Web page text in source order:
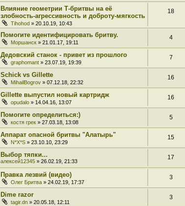
Влияние геометрии Т-бритвы на её
злобность-агрессивность и доброту-мягкость
Tihohod » 20.10.19, 10:43
18
Помогите идентифицировать бритву.
Моршанск » 21.01.17, 19:11
4
Дедовский станок - привет из прошлого
graphomant » 23.07.19, 19:39
7
Schick vs Gillette
MihailBogrov » 07.12.18, 22:32
16
Gillette выпустил новый картридж
opudalo » 14.04.16, 13:07
16
Помогите определиться:)
костя грек » 27.03.18, 13:08
5
Аппарат опасной бритвы "Алатырь"
N*X*S » 23.10.10, 23:29
15
Выбор тяпки...
алексей12345 » 26.02.19, 21:33
17
Правка лезвий (видео)
Олег Бритва » 24.02.19, 17:37
3
Dime razor
tagir.dn » 20.05.18, 12:11
3